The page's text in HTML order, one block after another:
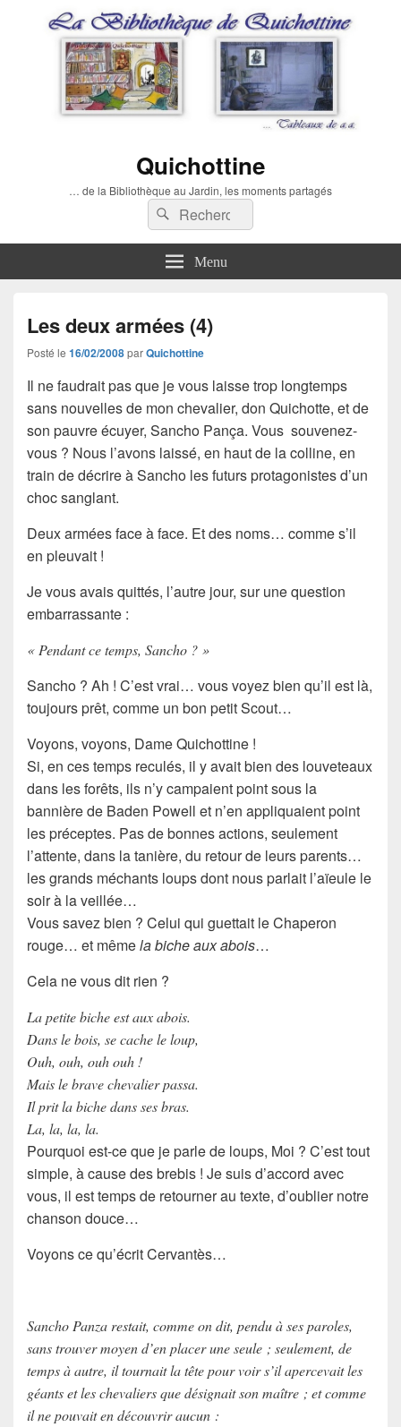
Quichottine
… de la Bibliothèque au Jardin, les moments partagés
Recherche :
Rechercher
Menu
Les deux armées (4)
Posté le 16/02/2008parQuichottine
Il ne faudrait pas que je vous laisse trop longtemps
sans nouvelles de mon chevalier, don Quichotte, et de
son pauvre écuyer, Sancho Pança. Vous souvenez-
vous ? Nous l’avons laissé, en haut de la colline, en
train de décrire à Sancho les futurs protagonistes d’un
choc sanglant.
Deux armées face à face. Et des noms… comme s’il
en pleuvait !
Je vous avais quittés, l’autre jour, sur une question
embarrassante :
« Pendant ce temps, Sancho ? »
Sancho ? Ah ! C’est vrai… vous voyez bien qu’il est là,
toujours prêt, comme un bon petit Scout…
Voyons, voyons, DameQuichottine !
Si, en ces temps reculés, il y avait bien des louveteaux
dans les forêts, ils n’y campaient point sous la
bannière de Baden Powell et n’en appliquaient point
les préceptes. Pas debonnes actions, seulement
l’attente, dans la tanière, du retour de leurs parents…
lesgrands méchants loupsdont nous parlait l’aïeule le
soir à la veillée…
Vous savez bien ? Celui qui guettait le Chaperon
rouge… et mêmela biche aux abois…
Cela ne vous dit rien ?
La petite biche est aux abois.
Dans le bois, se cache le loup,
Ouh, ouh, ouh ouh !
Mais le brave chevalier passa.
Il prit la biche dans ses bras.
La, la, la, la.
Pourquoi est-ce que je parle de loups, Moi ? C’est tout
simple, à cause des brebis ! Je suis d’accord avec
vous, il est temps de retourner au texte, d’oublier notre
chanson douce…
Voyons ce qu’écrit Cervantès…
Sancho Panza restait, comme on dit, pendu à ses paroles,
sans trouver moyen d’en placer une seule ; seulement, de
temps à autre, il tournait la tête pour voir s’il apercevait les
géants et les chevaliers que désignait son maître ; et comme
il ne pouvait en découvrir aucun :